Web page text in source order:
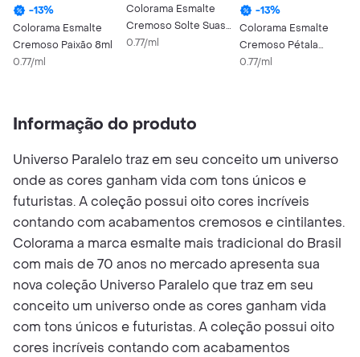
-13%
Colorama Esmalte
Cremoso Paixão 8ml
0.77/ml
Colorama Esmalte
Cremoso Solte Suas
Cores Rolê em São
0.77/ml
-13%
Colorama Esmalte
Cremoso Pétala
Branca 8ml
0.77/ml
Informação do produto
Universo Paralelo traz em seu conceito um universo
onde as cores ganham vida com tons únicos e
futuristas. A coleção possui oito cores incríveis
contando com acabamentos cremosos e cintilantes.
Colorama a marca esmalte mais tradicional do Brasil
com mais de 70 anos no mercado apresenta sua
nova coleção Universo Paralelo que traz em seu
conceito um universo onde as cores ganham vida
com tons únicos e futuristas. A coleção possui oito
cores incríveis contando com acabamentos